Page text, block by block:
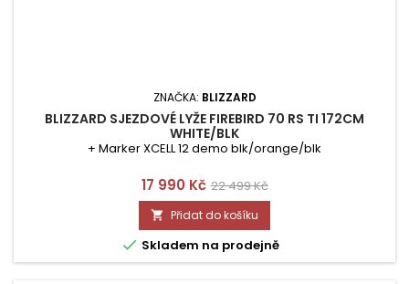
ZNAČKA: BLIZZARD
BLIZZARD SJEZDOVÉ LYŽE FIREBIRD 70 RS TI 172CM
WHITE/BLK
+ Marker XCELL 12 demo blk/orange/blk
Cena
17 990 Kč Běžná
cena
22 499 Kč
 Přidat do košíku
 Skladem na prodejně